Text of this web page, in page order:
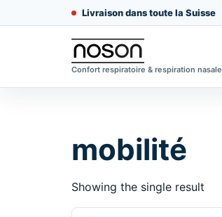
Livraison dans toute la Suisse
Confort respiratoire & respiration nasale
mobilité
Showing the single result